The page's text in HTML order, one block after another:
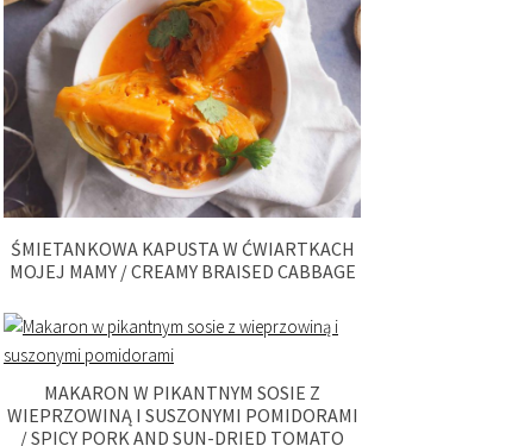
ŚMIETANKOWA KAPUSTA W ĆWIARTKACH
MOJEJ MAMY / CREAMY BRAISED CABBAGE
MAKARON W PIKANTNYM SOSIE Z
WIEPRZOWINĄ I SUSZONYMI POMIDORAMI
/ SPICY PORK AND SUN-DRIED TOMATO